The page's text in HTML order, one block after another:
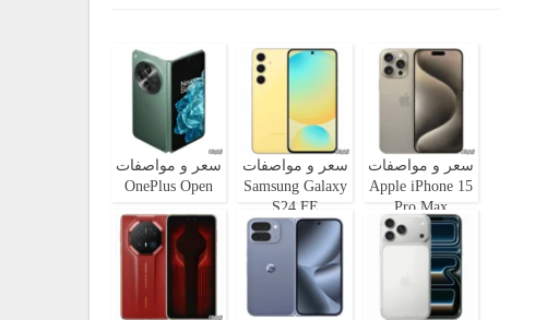
سعر و مواصفات
Apple iPhone 15
Pro Max
سعر و مواصفات
Samsung Galaxy
S24 FE
سعر و مواصفات
OnePlus Open